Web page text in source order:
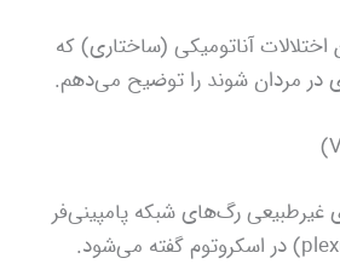
آناتومیکی (ساختاری) که
در مردان شوند را توضیح می‌دهم.
غیرطبیعی رگ‌های شبکه پامپینی‌فر